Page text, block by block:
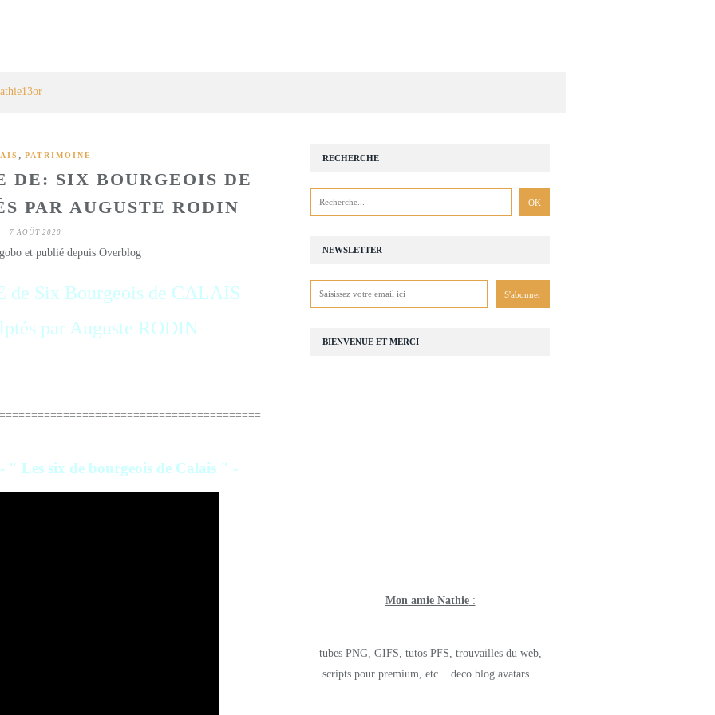
, PATRIMOINE
DE: SIX BOURGEOIS DE
PAR AUGUSTE RODIN
7 AOÛT 2020
et publié depuis Overblog
de Six Bourgeois de CALAIS
RODIN
" Les six de bourgeois de Calais " -
NEWSLETTER
RECHERCHE
BIENVENUE ET MERCI
Mon amie Nathie:
tubes PNG, GIFS, tutos PFS, trouvailles du web,
scripts pour premium, etc... deco blog avatars...